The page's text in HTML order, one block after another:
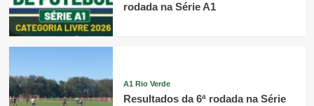
rodada na Série A1
A1 Rio Verde
Resultados da 6ª rodada na Série